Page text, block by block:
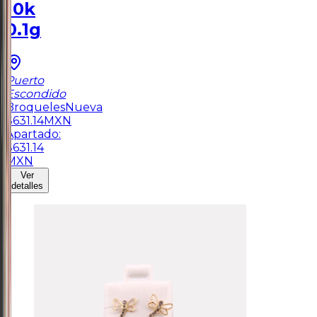
10k
0.1g
Puerto
Escondido
BroquelesNueva
$631.14MXN
Apartado:
$631.14
MXN
Ver
detalles